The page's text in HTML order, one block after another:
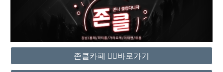
존클카페 ❤️‍🔥바로가기